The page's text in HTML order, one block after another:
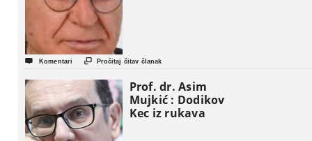
 Komentari  Pročitaj čitav članak
Prof. dr. Asim
Mujkić : Dodikov
Kec iz rukava